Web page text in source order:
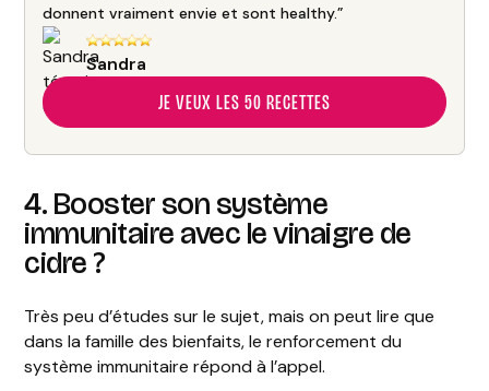
donnent vraiment envie et sont healthy.”
Sandra
JE VEUX LES 50 RECETTES
4. Booster son système
immunitaire avec le vinaigre de
cidre ?
Très peu d’études sur le sujet, mais on peut lire que
dans la famille des bienfaits, le renforcement du
système immunitaire répond à l’appel.